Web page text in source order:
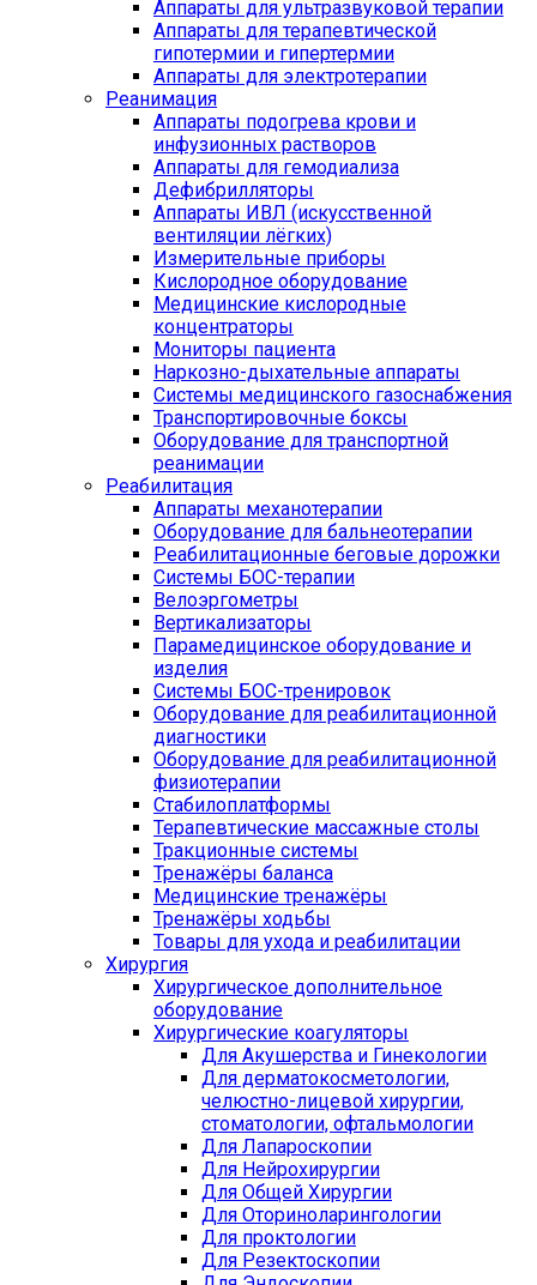
Аппараты для ультразвуковой терапии
Аппараты для терапевтической
гипотермии и гипертермии
Аппараты для электротерапии
Реанимация
Аппараты подогрева крови и
инфузионных растворов
Аппараты для гемодиализа
Дефибрилляторы
Аппараты ИВЛ (искусственной
вентиляции лёгких)
Измерительные приборы
Кислородное оборудование
Медицинские кислородные
концентраторы
Мониторы пациента
Наркозно-дыхательные аппараты
Системы медицинского газоснабжения
Транспортировочные боксы
Оборудование для транспортной
реанимации
Реабилитация
Аппараты механотерапии
Оборудование для бальнеотерапии
Реабилитационные беговые дорожки
Системы БОС-терапии
Велоэргометры
Вертикализаторы
Парамедицинское оборудование и
изделия
Системы БОС-тренировок
Оборудование для реабилитационной
диагностики
Оборудование для реабилитационной
физиотерапии
Стабилоплатформы
Терапевтические массажные столы
Тракционные системы
Тренажёры баланса
Медицинские тренажёры
Тренажёры ходьбы
Товары для ухода и реабилитации
Хирургия
Хирургическое дополнительное
оборудование
Хирургические коагуляторы
Для Акушерства и Гинекологии
Для дерматокосметологии,
челюстно-лицевой хирургии,
стоматологии, офтальмологии
Для Лапароскопии
Для Нейрохирургии
Для Общей Хирургии
Для Оториноларингологии
Для проктологии
Для Резектоскопии